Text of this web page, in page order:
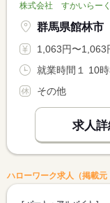
株式会社 すかいらー
群馬県館林市
1,063円〜1,063円 ※フルタイム
その他
求人
ハローワーク求人（掲載元